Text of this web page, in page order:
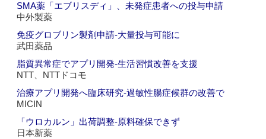
SMA薬「エブリスディ」、未発症患者への投与申請
中外製薬
免疫グロブリン製剤申請‐大量投与可能に
武田薬品
脂質異常症でアプリ開発‐生活習慣改善を支援
NTT、NTTドコモ
治療アプリ開発へ臨床研究‐過敏性腸症候群の改善で
MICIN
「ウロカルン」出荷調整‐原料確保できず
日本新薬